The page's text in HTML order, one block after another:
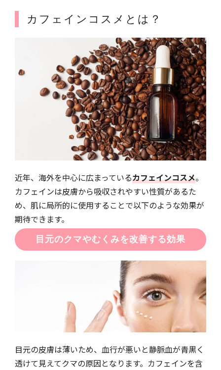
カフェインコスメとは？
近年、海外を中心に広まっているカフェインコスメ。
カフェインは皮膚から吸収されやすい性質があるた
め、肌に局所的に使用することで以下のような効果が
期待できます。
目元のクマやむくみを改善する効果
目元の皮膚は薄いため、血行が悪いと静脈血が青黒く
透けて見えてクマの原因となります。カフェインを含